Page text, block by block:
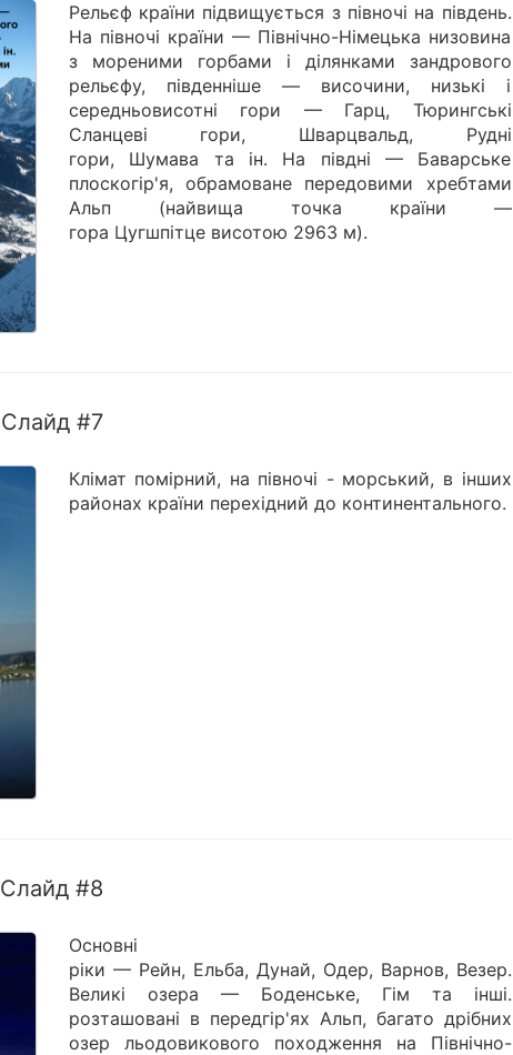
Рельєф країни підвищується з півночі на південь.
На півночі країни — Північно-Німецька низовина
з мореними горбами і ділянками зандрового
рельєфу, південніше — височини, низькі і
середньовисотні гори — Гарц, Тюрингські
Сланцеві гори, Шварцвальд, Рудні
гори, Шумава та ін. На півдні — Баварське
плоскогір'я, обрамоване передовими хребтами
Альп (найвища точка країни —
гора Цугшпітце висотою 2963 м).
Слайд #7
Клімат помірний, на півночі - морський, в інших
районах країни перехідний до континентального.
Слайд #8
Основні
ріки — Рейн, Ельба, Дунай, Одер, Варнов, Везер.
Великі озера — Боденське, Гім та інші.
розташовані в передгір'ях Альп, багато дрібних
озер льодовикового походження на Північно-